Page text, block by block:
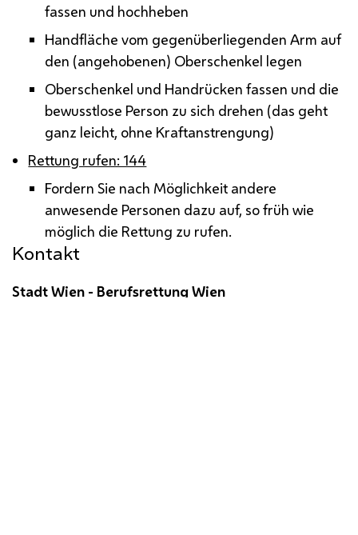
fassen und hochheben
Handfläche vom gegenüberliegenden Arm auf
den (angehobenen) Oberschenkel legen
Oberschenkel und Handrücken fassen und die
bewusstlose Person zu sich drehen (das geht
ganz leicht, ohne Kraftanstrengung)
Rettung rufen: 144
Fordern Sie nach Möglichkeit andere
anwesende Personen dazu auf, so früh wie
möglich die Rettung zu rufen.
Kontakt
Stadt Wien - Berufsrettung Wien